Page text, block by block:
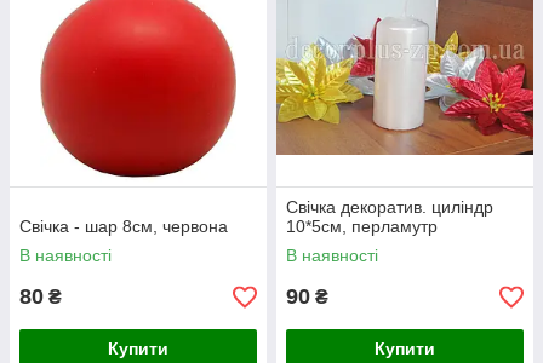
Свічка - шар 8см, червона
В наявності
80 ₴
Купити
Свічка декоратив. циліндр
10*5см, перламутр
В наявності
90 ₴
Купити